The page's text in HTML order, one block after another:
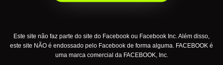
Este site não faz parte do site do Facebook ou Facebook Inc. Além disso,
este site NÃO é endossado pelo Facebook de forma alguma. FACEBOOK é
uma marca comercial da FACEBOOK, Inc.